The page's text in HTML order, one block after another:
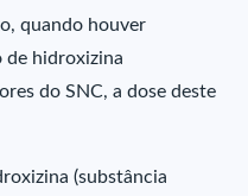
quando houver
de hidroxizina
do SNC, a dose deste
(substância